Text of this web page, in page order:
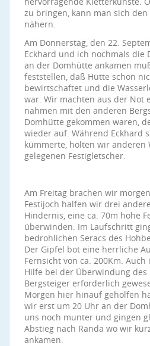
zu bringen, kann man sich
nähern.
Am Donnerstag, den 22.
Eckhard und ich nochmals die
an der Domhütte ankamen
feststellen, daß Hütte schon
bewirtschaftet und die
war. Wir machten aus der Not
nahmen mit den anderen
Domhütte gekommen waren,
wieder auf. Während Eckhard
kümmerte, holten wir anderen
gelegenen Festigletscher.
Am Freitag brachen wir
Festijoch halfen wir drei
Hindernis, eine ca. 70m hohe
überwinden. Im Laufschritt
bedrohlichen Seracs des
Der Gipfel bot eine herrliche
Fernsicht von ca. 200Km.
Hilfe bei der Überwindung
Bergsteiger erforderlich
Morgen hier hinauf geholfen
wir erst um 20 Uhr an der
uns noch munter und gingen
Abstieg nach Randa wo wir
ankamen.